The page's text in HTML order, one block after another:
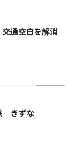
通空白を解消
きずな